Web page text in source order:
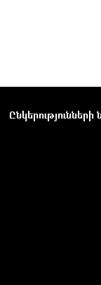
Ընկերությունների